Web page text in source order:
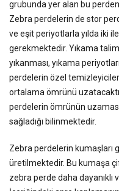
grubunda yer alan bu
Zebra perdelerin de stor
ve eşit periyotlarla yılda iki
gerekmektedir. Yıkama
yıkanması, yıkama
perdelerin özel
ortalama ömrünü
perdelerin ömrünün
sağladığı bilinmektedir.
Zebra perdelerin kumaşları
üretilmektedir. Bu kumaşa
zebra perde daha